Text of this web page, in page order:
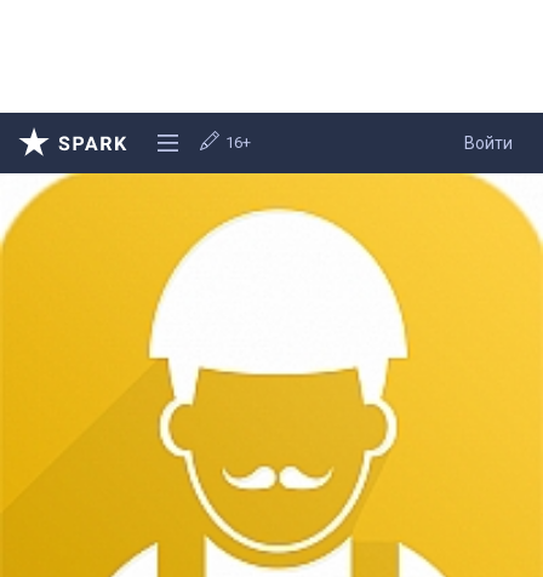
Войти
16+